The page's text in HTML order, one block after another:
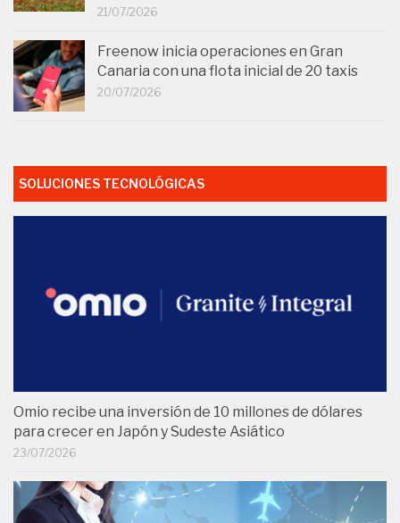
21/07/2026
Freenow inicia operaciones en Gran
Canaria con una flota inicial de 20 taxis
20/07/2026
SOLUCIONES TECNOLÓGICAS
Omio recibe una inversión de 10 millones de dólares
para crecer en Japón y Sudeste Asiático
23/07/2026